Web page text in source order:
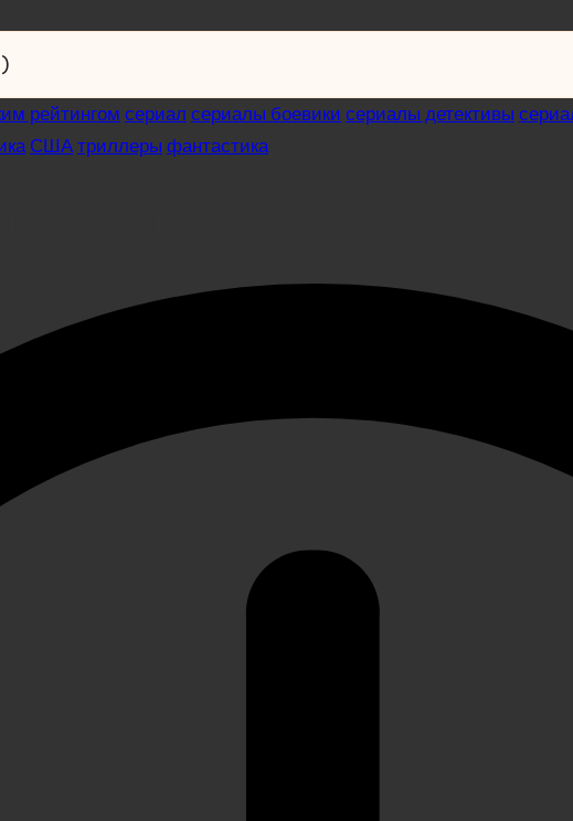
рейтингом сериал сериалы боевики сериалы детективы
СШАтриллеры фантастика